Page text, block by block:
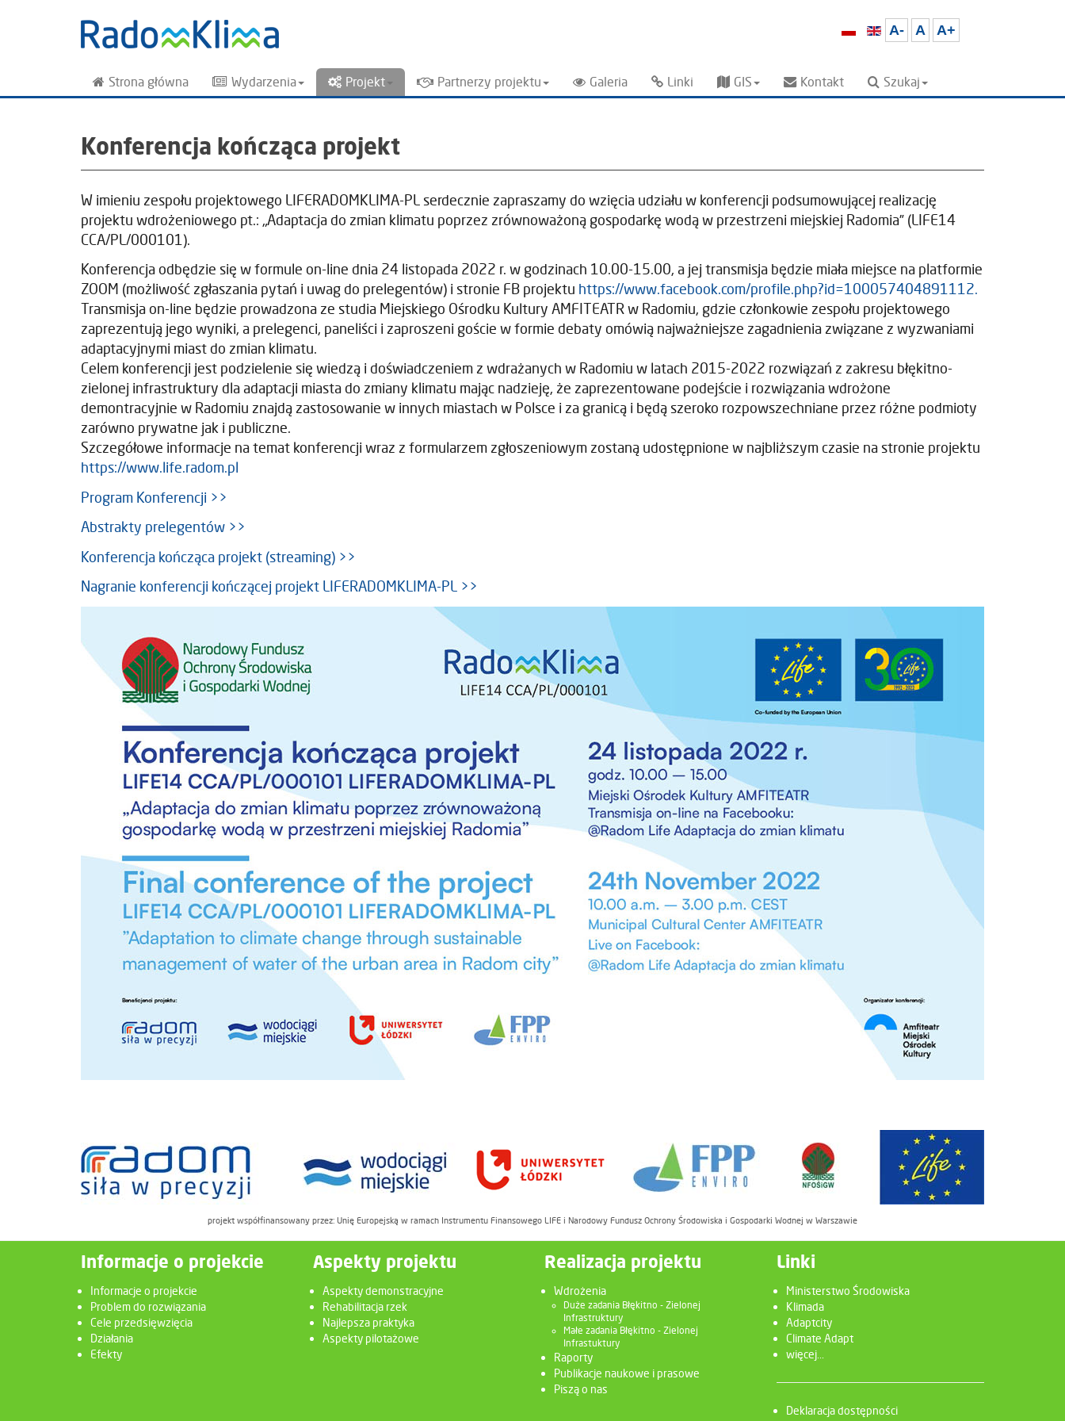
A- A A+
Strona główna Wydarzenia Projekt Partnerzy projektu Galeria Linki GIS Kontakt Szukaj
Konferencja kończąca projekt
W imieniu zespołu projektowego LIFERADOMKLIMA-PL serdecznie zapraszamy do wzięcia udziału w konferencji podsumowującej realizację
projektu wdrożeniowego pt.: „Adaptacja do zmian klimatu poprzez zrównoważoną gospodarkę wodą w przestrzeni miejskiej Radomia” (LIFE14
CCA/PL/000101).
Konferencja odbędzie się w formule on-line dnia 24 listopada 2022 r. w godzinach 10.00-15.00, a jej transmisja będzie miała miejsce na platformie
ZOOM (możliwość zgłaszania pytań i uwag do prelegentów) i stronie FB projektu https://www.facebook.com/profile.php?id=100057404891112.
Transmisja on-line będzie prowadzona ze studia Miejskiego Ośrodku Kultury AMFITEATR w Radomiu, gdzie członkowie zespołu projektowego
zaprezentują jego wyniki, a prelegenci, paneliści i zaproszeni goście w formie debaty omówią najważniejsze zagadnienia związane z wyzwaniami
adaptacyjnymi miast do zmian klimatu.
Celem konferencji jest podzielenie się wiedzą i doświadczeniem z wdrażanych w Radomiu w latach 2015-2022 rozwiązań z zakresu błękitno-
zielonej infrastruktury dla adaptacji miasta do zmiany klimatu mając nadzieję, że zaprezentowane podejście i rozwiązania wdrożone
demontracyjnie w Radomiu znajdą zastosowanie w innych miastach w Polsce i za granicą i będą szeroko rozpowszechniane przez różne podmioty
zarówno prywatne jak i publiczne.
Szczegółowe informacje na temat konferencji wraz z formularzem zgłoszeniowym zostaną udostępnione w najbliższym czasie na stronie projektu
https://www.life.radom.pl
Program Konferencji >>
Abstrakty prelegentów >>
Konferencja kończąca projekt (streaming) >>
Nagranie konferencji kończącej projekt LIFERADOMKLIMA-PL >>
projekt współfinansowany przez: Unię Europejską w ramach Instrumentu Finansowego LIFE i Narodowy Fundusz Ochrony Środowiska i Gospodarki Wodnej w Warszawie
Informacje o projekcie
Informacje o projekcie
Problem do rozwiązania
Cele przedsięwzięcia
Działania
Efekty
Aspekty projektu
Aspekty demonstracyjne
Rehabilitacja rzek
Najlepsza praktyka
Aspekty pilotażowe
Realizacja projektu
Wdrożenia
Duże zadania Błękitno - Zielonej
Infrastruktury
Małe zadania Błękitno - Zielonej
Infrastuktury
Raporty
Publikacje naukowe i prasowe
Piszą o nas
Linki
Ministerstwo Środowiska
Klimada
Adaptcity
Climate Adapt
więcej...
Deklaracja dostępności